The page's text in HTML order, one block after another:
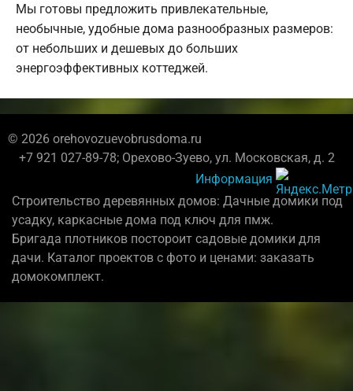
Мы готовы предложить привлекательные,
необычные, удобные дома разнообразных размеров:
от небольших и дешевых до больших
энергоэффективных коттеджей.
© 2026 orehovozuevobrusdoma.ru
+7 921 027-89-78; Орехово-Зуево, ул. Московская, д. 2
Информация
Строительство деревянных домов: Дачные домики под
усадку, каркасные дома под ключ для пмж.
Бригада плотников постороит садовые домики для
дачи. Каталог проектов с фото и ценами: заказать
домокомплект.